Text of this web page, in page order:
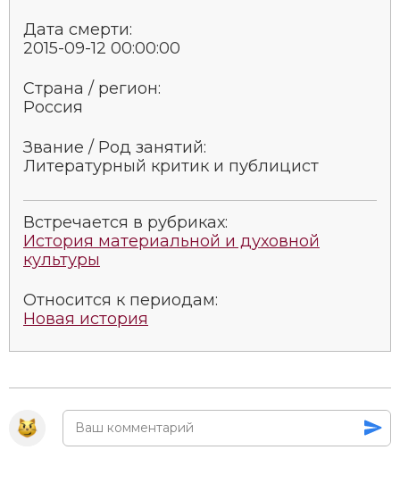
Дата смерти:
2015-09-12 00:00:00
Страна / регион:
Россия
Звание / Род занятий:
Литературный критик и публицист
Встречается в рубриках:
История материальной и духовной
культуры
Относится к периодам:
Новая история